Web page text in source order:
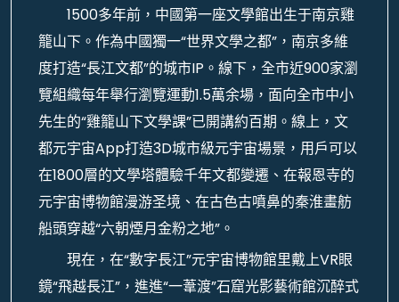
1500多年前，中國第一座文學館出生于南京雞
籠山下。作為中國獨一“世界文學之都”，南京多維
度打造“長江文都”的城市IP。線下，全市近900家瀏
覽組織每年舉行瀏覽運動1.5萬余場，面向全市中小
先生的“雞籠山下文學課”已開講約百期。線上，文
都元宇宙App打造3D城市級元宇宙場景，用戶可以
在1800層的文學塔體驗千年文都變遷、在報恩寺的
元宇宙博物館漫游圣境、在古色古噴鼻的秦淮畫舫
船頭穿越“六朝煙月金粉之地”。
現在，在“數字長江”元宇宙博物館里戴上VR眼
鏡“飛越長江”，進進“一葦渡”石窟光影藝術館沉醉式